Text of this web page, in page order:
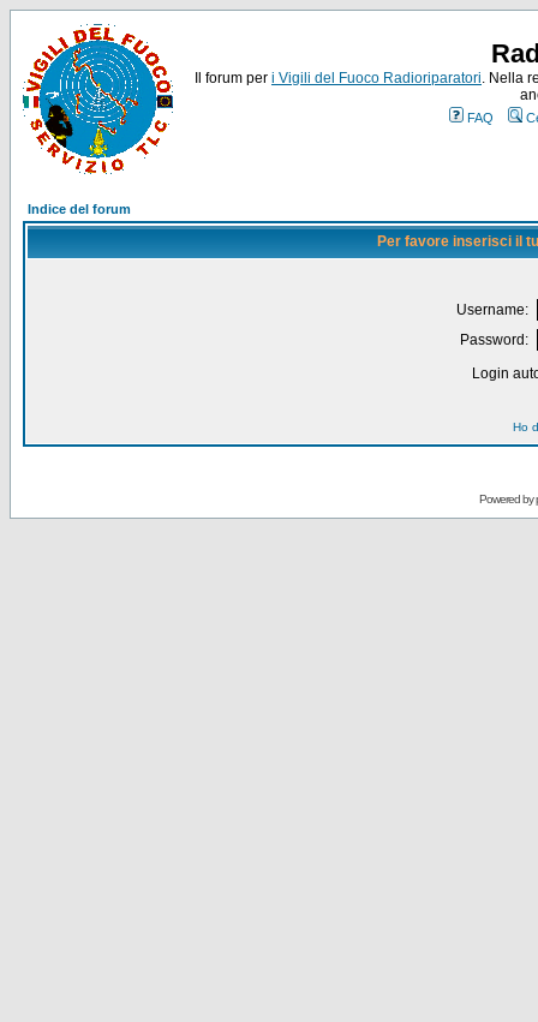
Il forum per i Vigili del Fuoco Radioriparatori. Nella
FAQ
Indice del forum
Per favore inserisci il
Username:
Password:
Login
Ho
Powered by